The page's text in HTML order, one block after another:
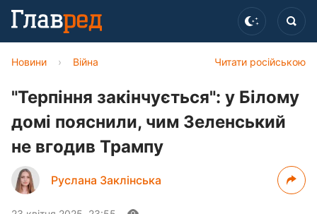
Читати російською
Новини › Війна
"Терпіння закінчується": у Білому
домі пояснили, чим Зеленський
не вгодив Трампу
Руслана Заклінська